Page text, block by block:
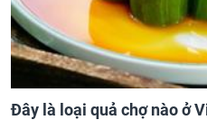
Đây là loại quả chợ nào ở